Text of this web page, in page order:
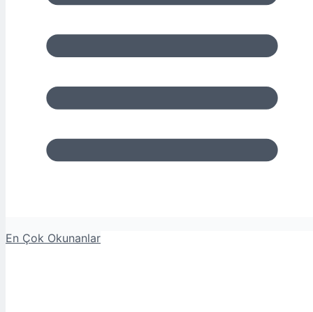
En Çok Okunanlar